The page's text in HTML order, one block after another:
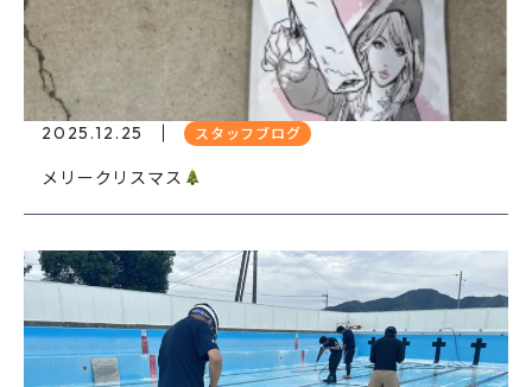
2025.12.25 スタッフブログ
メリークリスマス